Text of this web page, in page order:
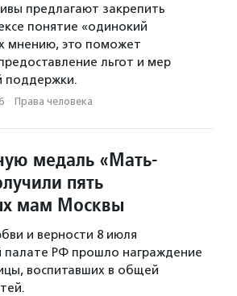
предлагают закрепить
понятие «одинокий
мнению, это поможет
льгот и мер
поддержки.
· Права человека
медаль «Мать-
пять
мам Москвы
и верности 8 июля
палате РФ прошло награждение
воспитавших в общей